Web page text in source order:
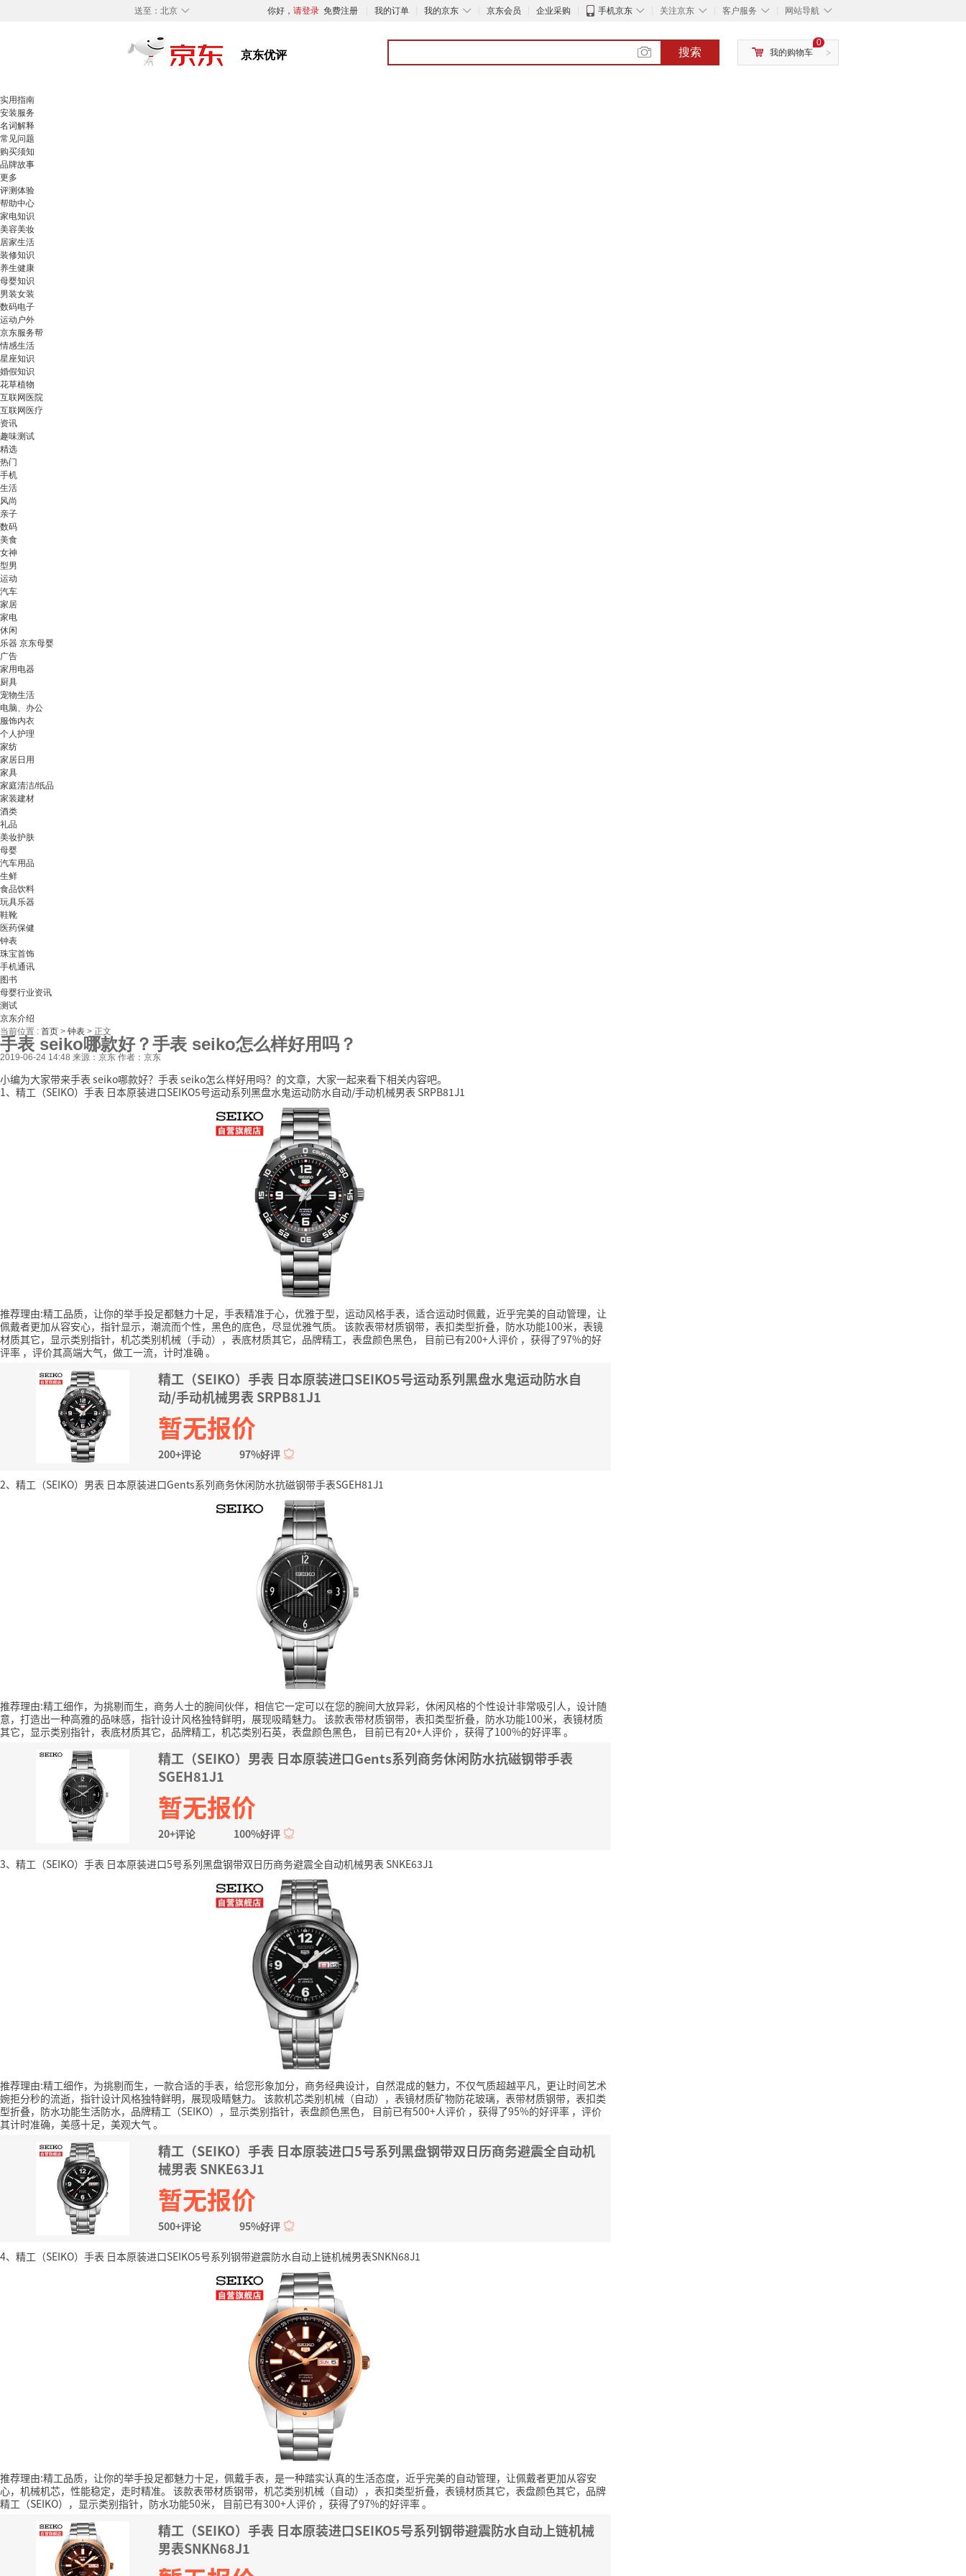
◇
送至： 北京 你好， 请登录 免费注册 我的订单 ◇
我的京东 京东会员 企业采购 ◇
手机京东 ◇
关注京东 ◇
客户服务 ◇
网站导航
搜索 >
0
我的购物车
实用指南
安装服务
名词解释
常见问题
购买须知
品牌故事
更多
评测体验
帮助中心
家电知识
美容美妆
居家生活
装修知识
养生健康
母婴知识
男装女装
数码电子
运动户外
京东服务帮
情感生活
星座知识
婚假知识
花草植物
互联网医院
互联网医疗
资讯
趣味测试
精选
热门
手机
生活
风尚
亲子
数码
美食
女神
型男
运动
汽车
家居
家电
休闲
乐器 京东母婴
广告
家用电器
厨具
宠物生活
电脑、办公
服饰内衣
个人护理
家纺
家居日用
家具
家庭清洁/纸品
家装建材
酒类
礼品
美妆护肤
母婴
汽车用品
生鲜
食品饮料
玩具乐器
鞋靴
医药保健
钟表
珠宝首饰
手机通讯
图书
母婴行业资讯
测试
京东介绍
当前位置 : 首页 > 钟表 > 正文
手表 seiko哪款好？手表 seiko怎么样好用吗？
2019-06-24 14:48 来源：京东 作者：京东
小编为大家带来手表 seiko哪款好？手表 seiko怎么样好用吗？的文章，大家一起来看下相关内容吧。
1、精工（SEIKO）手表 日本原装进口SEIKO5号运动系列黑盘水鬼运动防水自动/手动机械男表 SRPB81J1
推荐理由:精工品质，让你的举手投足都魅力十足，手表精准于心，优雅于型，运动风格手表，适合运动时佩戴，近乎完美的自动管理，让
佩戴者更加从容安心，指针显示，潮流而个性，黑色的底色，尽显优雅气质。 该款表带材质钢带，表扣类型折叠，防水功能100米，表镜
材质其它，显示类别指针，机芯类别机械（手动），表底材质其它，品牌精工，表盘颜色黑色，
目前已有200+人评价 ，获得了97%的好
评率 ，评价其高端大气，做工一流，计时准确 。
精工（SEIKO）手表 日本原装进口SEIKO5号运动系列黑盘水鬼运动防水自
动/手动机械男表 SRPB81J1
暂无报价
200+评论 97%好评
2、精工（SEIKO）男表 日本原装进口Gents系列商务休闲防水抗磁钢带手表SGEH81J1
推荐理由:精工细作，为挑剔而生，商务人士的腕间伙伴，相信它一定可以在您的腕间大放异彩，休闲风格的个性设计非常吸引人，设计随
意，打造出一种高雅的品味感，指针设计风格独特鲜明，展现吸睛魅力。 该款表带材质钢带，表扣类型折叠，防水功能100米，表镜材质
其它，显示类别指针，表底材质其它，品牌精工，机芯类别石英，表盘颜色黑色，
目前已有20+人评价 ，获得了100%的好评率。
精工（SEIKO）男表 日本原装进口Gents系列商务休闲防水抗磁钢带手表
SGEH81J1
暂无报价
20+评论 100%好评
3、精工（SEIKO）手表 日本原装进口5号系列黑盘钢带双日历商务避震全自动机械男表 SNKE63J1
推荐理由:精工细作，为挑剔而生，一款合适的手表，给您形象加分，商务经典设计，自然混成的魅力，不仅气质超越平凡，更让时间艺术
婉拒分秒的流逝，指针设计风格独特鲜明，展现吸睛魅力。 该款机芯类别机械（自动），表镜材质矿物防花玻璃，表带材质钢带，表扣类
型折叠，防水功能生活防水，品牌精工（SEIKO），显示类别指针，表盘颜色黑色，
目前已有500+人评价 ，获得了95%的好评率 ，评价
其计时准确，美感十足，美观大气。
精工（SEIKO）手表 日本原装进口5号系列黑盘钢带双日历商务避震全自动机
械男表 SNKE63J1
暂无报价
500+评论 95%好评
4、精工（SEIKO）手表 日本原装进口SEIKO5号系列钢带避震防水自动上链机械男表SNKN68J1
推荐理由:精工品质，让你的举手投足都魅力十足，佩戴手表，是一种踏实认真的生活态度，近乎完美的自动管理，让佩戴者更加从容安
心，机械机芯，性能稳定，走时精准。 该款表带材质钢带，机芯类别机械（自动），表扣类型折叠，表镜材质其它，表盘颜色其它，品牌
精工（SEIKO），显示类别指针，防水功能50米，
目前已有300+人评价 ，获得了97%的好评率。
精工（SEIKO）手表 日本原装进口SEIKO5号系列钢带避震防水自动上链机械
男表SNKN68J1